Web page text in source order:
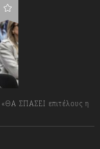
ΣΠΑΣΕΙ επιτέλους η